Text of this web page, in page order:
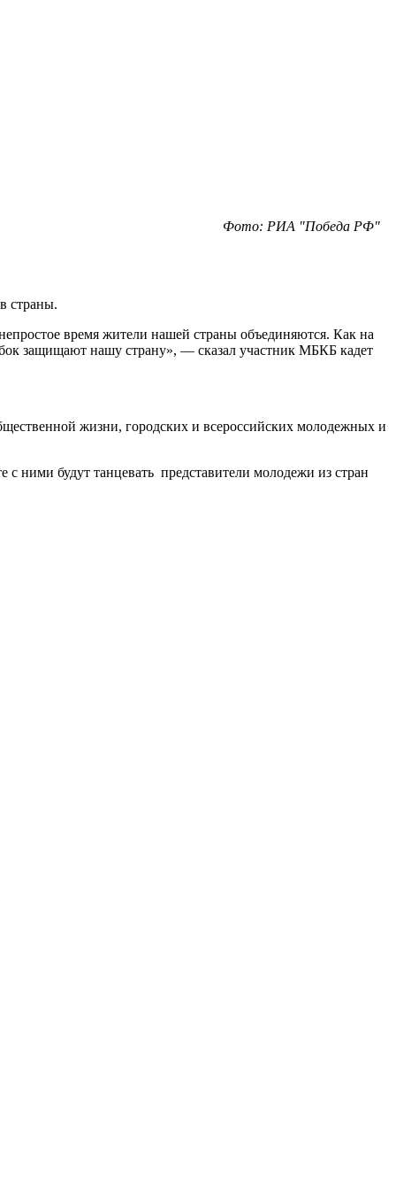
Фото: РИА "Победа РФ"
страны.
время жители нашей страны объединяются. Как на
защищают нашу страну», — сказал участник МБКБ кадет
жизни, городских и всероссийских молодежных и
ними будут танцевать представители молодежи из стран